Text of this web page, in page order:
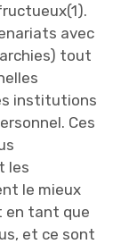
avec
tout
institutions
Ces
les
le mieux
en tant que
et ce sont